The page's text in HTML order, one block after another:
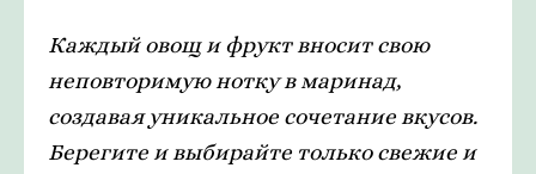
Каждый овощ и фрукт вносит свою
неповторимую нотку в маринад,
создавая уникальное сочетание вкусов.
Берегите и выбирайте только свежие и